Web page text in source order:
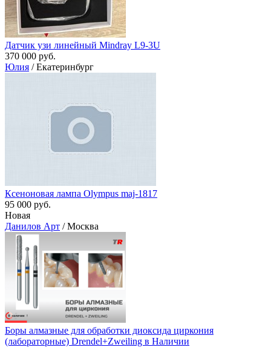
Датчик узи линейный Mindray L9-3U
370 000 руб.
Юлия / Екатеринбург
Ксеноновая лампа Olympus maj-1817
95 000 руб.
Новая
Данилов Арт / Москва
Боры алмазные для обработки диоксида циркония
(лабораторные) Drendel+Zweiling в Наличии